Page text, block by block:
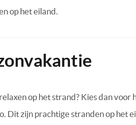
op het eiland.
op het strand? Kies dan
Dit zijn prachtige stranden op het